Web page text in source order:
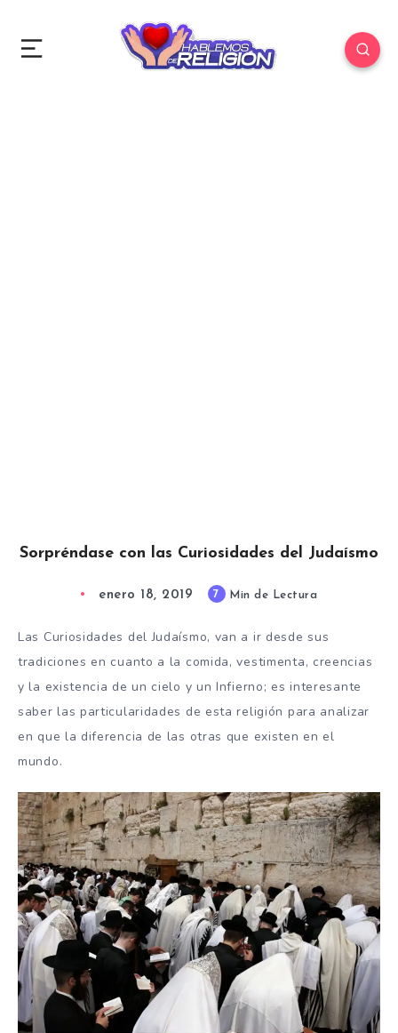
Sorpréndase con las Curiosidades del Judaísmo
enero 18, 2019 7 Min de Lectura
Las Curiosidades del Judaísmo, van a ir desde sus
tradiciones en cuanto a la comida, vestimenta, creencias
y la existencia de un cielo y un Infierno; es interesante
saber las particularidades de esta religión para analizar
en que la diferencia de las otras que existen en el
mundo.